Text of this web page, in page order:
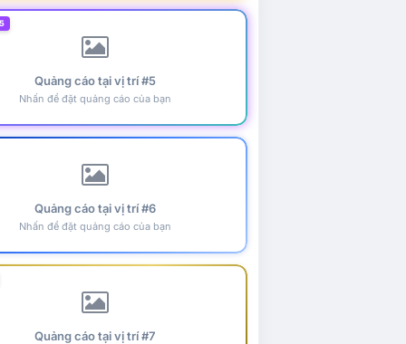
Quảng cáo tại vị trí #5
Nhấn để đặt quảng cáo của bạn
Quảng cáo tại vị trí #6
Nhấn để đặt quảng cáo của bạn
Quảng cáo tại vị trí #7